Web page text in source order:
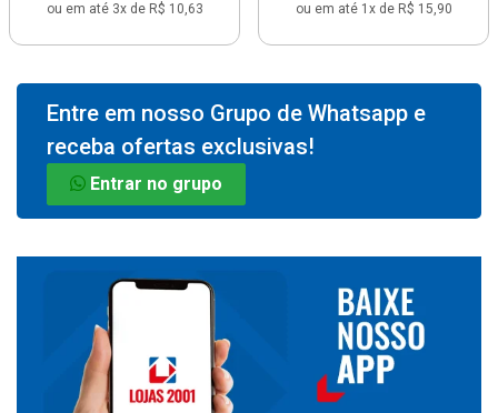
ou em até 3x de R$ 10,63 ou em até 1x de R$ 15,90
Entre em nosso Grupo de Whatsapp e
receba ofertas exclusivas!
Entrar no grupo